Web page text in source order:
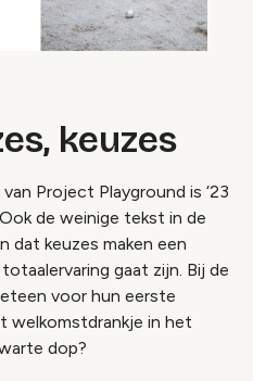
keuzes
Project Playground is ‘23
de weinige tekst in de
dat keuzes maken een
gaat zijn. Bij de
voor hun eerste
welkomstdrankje in het
dop?